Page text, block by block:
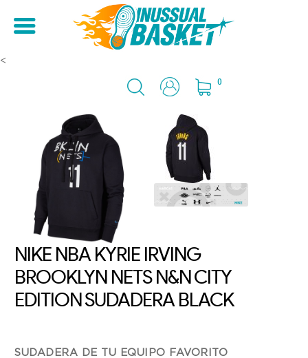
<
0
NIKE NBA KYRIE IRVING
BROOKLYN NETS N&N CITY
EDITION SUDADERA BLACK
SUDADERA DE TU EQUIPO FAVORITO